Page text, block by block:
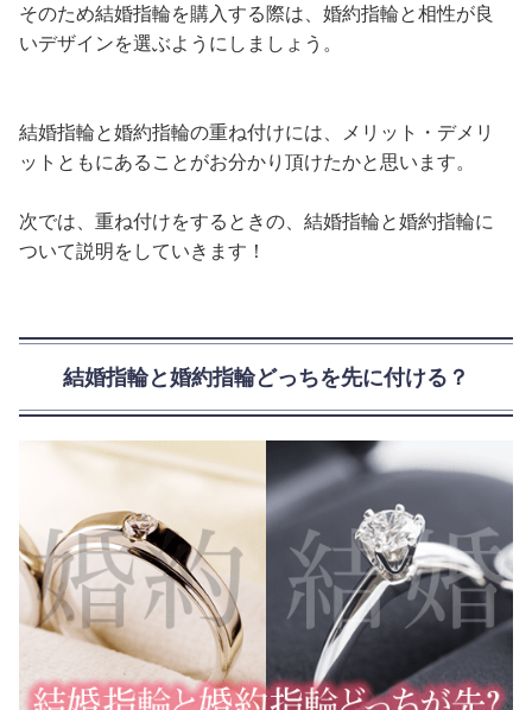
そのため結婚指輪を購入する際は、婚約指輪と相性が良
いデザインを選ぶようにしましょう。
結婚指輪と婚約指輪の重ね付けには、メリット・デメリ
ットともにあることがお分かり頂けたかと思います。
次では、重ね付けをするときの、結婚指輪と婚約指輪に
ついて説明をしていきます！
結婚指輪と婚約指輪どっちを先に付ける？